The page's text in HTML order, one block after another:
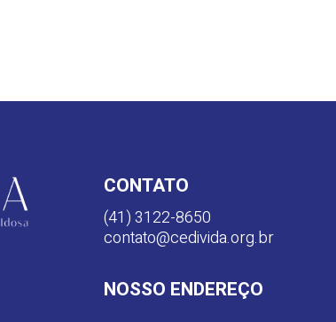
CONTATO
(41) 3122-8650
contato@cedivida.org.br
NOSSO ENDEREÇO